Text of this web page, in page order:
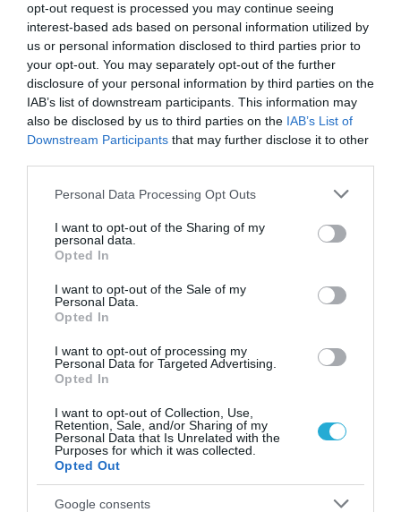
opt-out request is processed you may continue seeing
interest-based ads based on personal information utilized by
us or personal information disclosed to third parties prior to
your opt-out. You may separately opt-out of the further
disclosure of your personal information by third parties on the
IAB’s list of downstream participants. This information may
also be disclosed by us to third parties on the IAB’s List of
Downstream Participants that may further disclose it to other
Please note that this website/app uses one or more Google
not limited to your visit or usage behaviour. You may click to
grant or deny consent to Google and its third-party tags to
use your data for below specified purposes in below Google
consent section.
Personal Data Processing Opt Outs
I want to opt-out of the Sharing of my
personal data.
Opted In
I want to opt-out of the Sale of my
Personal Data.
Opted In
I want to opt-out of processing my
Personal Data for Targeted Advertising.
Opted In
I want to opt-out of Collection, Use,
Retention, Sale, and/or Sharing of my
Personal Data that Is Unrelated with the
Purposes for which it was collected.
Opted Out
Google consents
Ιατρικά μυστήρια που έμειναν ανεξήγητα
31.07.2026 03:05
Το πιο επικίνδυνο δωμάτιο του σπιτιού –
Εκεί που κρύβεται ο μεγαλύτερος κίνδυνος